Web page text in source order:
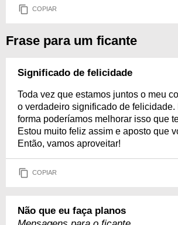
COPIAR
Frase para um ficante
Significado de felicidade
Toda vez que estamos juntos o meu
o verdadeiro significado de felicidade.
forma poderíamos melhorar isso que
Estou muito feliz assim e aposto que
Então, vamos aproveitar!
COPIAR
Não que eu faça planos